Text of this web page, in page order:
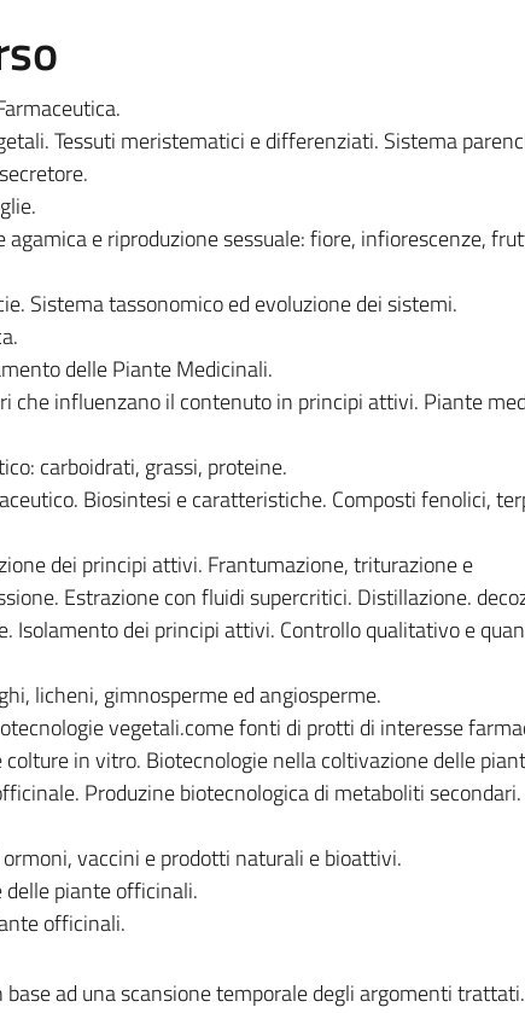
Tessuti meristematici e differenziati. Sistema
e riproduzione sessuale: fiore, infiorescenze,
Sistema tassonomico ed evoluzione dei sistemi.
delle Piante Medicinali.
che influenzano il contenuto in principi attivi. Piante
carboidrati, grassi, proteine.
Biosintesi e caratteristiche. Composti fenolici,
dei principi attivi. Frantumazione, triturazione e
Estrazione con fluidi supercritici. Distillazione.
Isolamento dei principi attivi. Controllo qualitativo e
licheni, gimnosperme ed angiosperme.
vegetali.come fonti di protti di interesse
in vitro. Biotecnologie nella coltivazione delle
Produzine biotecnologica di metaboliti secondari.
vaccini e prodotti naturali e bioattivi.
piante officinali.
officinali.
ad una scansione temporale degli argomenti trattati.